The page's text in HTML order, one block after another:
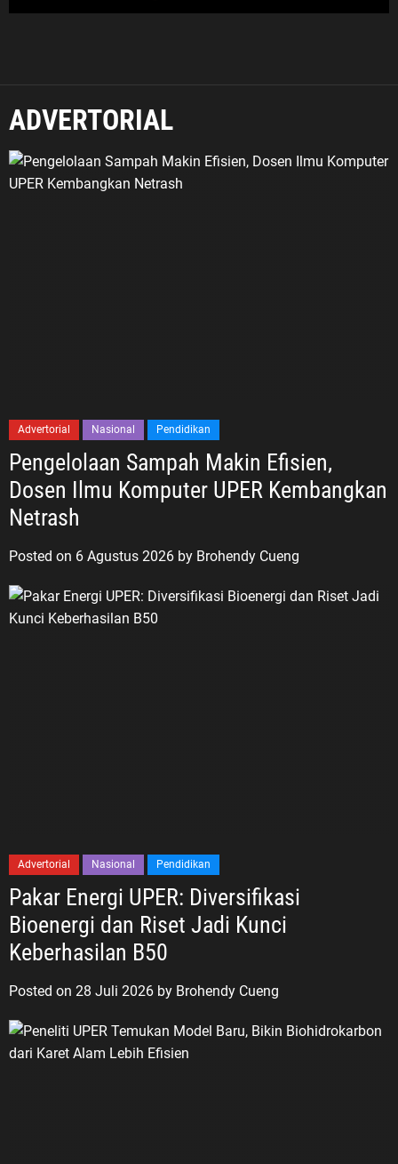
ADVERTORIAL
Advertorial Nasional Pendidikan
Pengelolaan Sampah Makin Efisien,
Dosen Ilmu Komputer UPER Kembangkan
Netrash
Posted on 6 Agustus 2026 by Brohendy Cueng
Advertorial Nasional Pendidikan
Pakar Energi UPER: Diversifikasi
Bioenergi dan Riset Jadi Kunci
Keberhasilan B50
Posted on 28 Juli 2026 by Brohendy Cueng